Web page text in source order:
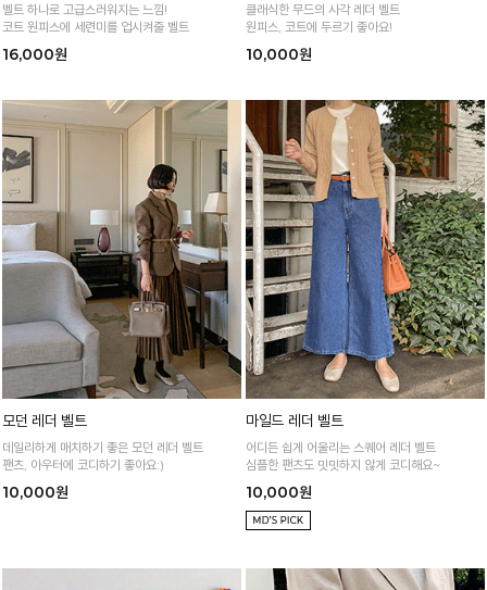
벨트 하나로 고급스러워지는 느낌!
코트 원피스에 세련미를 업시켜줄 벨트
16,000원
클래식한 무드의 사각 레더 벨트
원피스, 코트에 두르기 좋아요!
10,000원
모던 레더 벨트
데일리하게 매치하기 좋은 모던 레더 벨트
팬츠, 아우터에 코디하기 좋아요:)
10,000원
마일드 레더 벨트
어디든 쉽게 어울리는 스퀘어 레더 벨트
심플한 팬츠도 밋밋하지 않게 코디해요~
10,000원